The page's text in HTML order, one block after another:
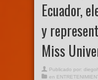
Ecuador,
y
Miss
Publicado por:
en